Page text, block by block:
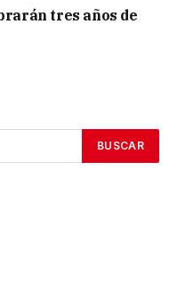
tres años de